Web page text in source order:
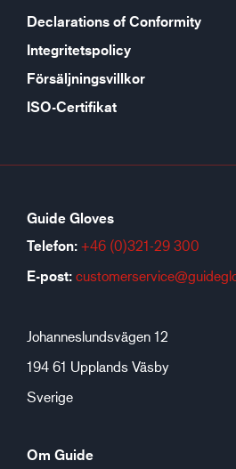
Declarations of Conformity
Integritetspolicy
Försäljningsvillkor
ISO-Certifikat
Guide Gloves
Telefon: +46 (0)321-29 300
E-post:
Johanneslundsvägen 12
194 61 Upplands Väsby
Sverige
Om Guide